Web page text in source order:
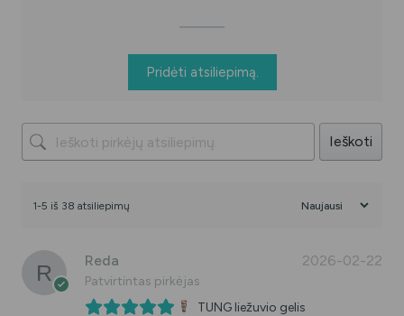
Pridėti atsiliepimą.
Ieškoti
1-5 iš 38 atsiliepimų
Reda
Patvirtintas pirkėjas
2026-02-22
TUNG liežuvio gelis